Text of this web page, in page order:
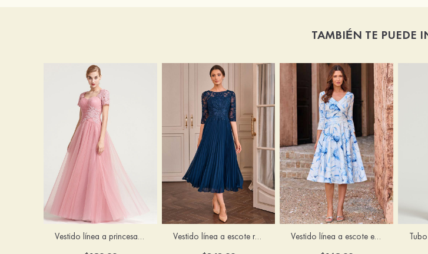
TAMBIÉN TE PUEDE
Vestido línea a princesa cuello de corazón hasta el suelo vestido de madrina Vestido línea a escote redondo gasa hasta la tibia vestido de madrina Vestido línea a escote en v satén hasta la tibia vestido de madrina